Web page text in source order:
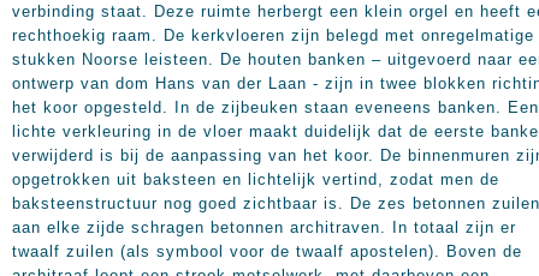
verbinding staat. Deze ruimte herbergt een klein orgel en heeft
rechthoekig raam. De kerkvloeren zijn belegd met onregelmatige
stukken Noorse leisteen. De houten banken – uitgevoerd naar
ontwerp van dom Hans van der Laan - zijn in twee blokken
het koor opgesteld. In de zijbeuken staan eveneens banken. Een
lichte verkleuring in de vloer maakt duidelijk dat de eerste
verwijderd is bij de aanpassing van het koor. De binnenmuren
opgetrokken uit baksteen en lichtelijk vertind, zodat men de
baksteenstructuur nog goed zichtbaar is. De zes betonnen zuilen
aan elke zijde schragen betonnen architraven. In totaal zijn er
twaalf zuilen (als symbool voor de twaalf apostelen). Boven de